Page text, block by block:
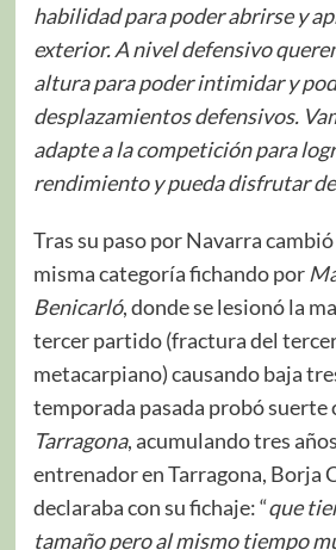
habilidad para poder abrirse y
exterior. A nivel defensivo
altura para poder intimidar y
desplazamientos defensivos.
adapte a la competición para
rendimiento y pueda disfrutar
Tras su paso por Navarra
misma categoría fichando por
Benicarló, donde se lesionó la
tercer partido (fractura del
metacarpiano) causando baja
temporada pasada probó suerte
Tarragona, acumulando tres
entrenador en Tarragona, Borja
declaraba con su fichaje: “que
tamaño pero al mismo tiempo